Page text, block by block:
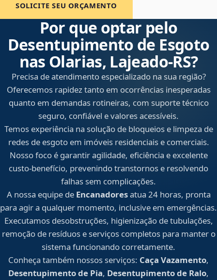
SOLICITE SEU ORÇAMENTO
Por que optar pelo
Desentupimento de Esgoto
nas Olarias, Lajeado‑RS?
Precisa de atendimento especializado na sua região?
Oferecemos rapidez tanto em ocorrências inesperadas
quanto em demandas rotineiras, com suporte técnico
seguro, confiável e valores acessíveis.
Temos experiência na solução de bloqueios e limpeza de
redes de esgoto em imóveis residenciais e comerciais.
Nosso foco é garantir agilidade, eficiência e excelente
custo-benefício, prevenindo transtornos e resolvendo
falhas sem complicações.
A nossa equipe de Encanadoresatua 24 horas, pronta
para agir a qualquer momento, inclusive em emergências.
Executamos desobstruções, higienização de tubulações,
remoção de resíduos e serviços completos para manter o
sistema funcionando corretamente.
Conheça também nossos serviços: Caça Vazamento,
Desentupimento de Pia, Desentupimento de Ralo,